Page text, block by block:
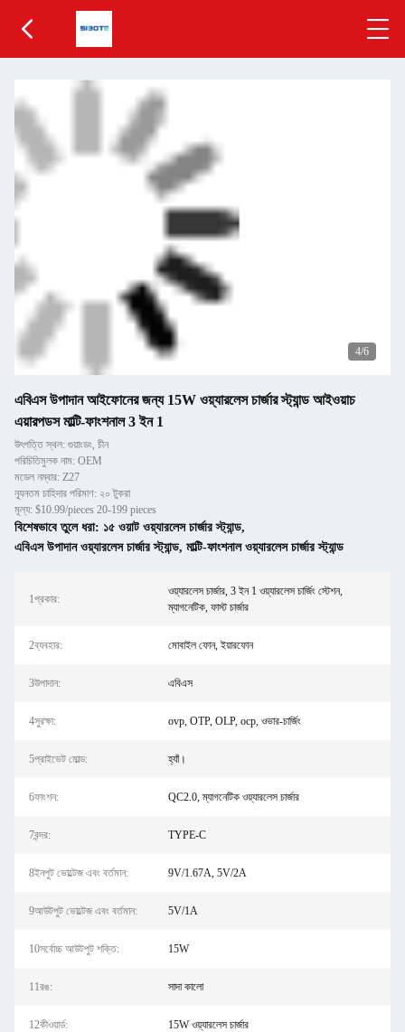
4/6
এবিএস উপাদান আইফোনের জন্য 15W ওয়্যারলেস চার্জার স্ট্যান্ড আইওয়াচ
এয়ারপডস মাল্টি-ফাংশনাল 3 ইন 1
উৎপত্তি স্থল: গুয়াংডং, চীন
পরিচিতিমুলক নাম: OEM
মডেল নম্বার: Z27
ন্যূনতম চাহিদার পরিমাণ: ২০ টুকরা
মূল্য: $10.99/pieces 20-199 pieces
বিশেষভাবে তুলে ধরা: ১৫ ওয়াট ওয়্যারলেস চার্জার স্ট্যান্ড,
এবিএস উপাদান ওয়্যারলেস চার্জার স্ট্যান্ড, মাল্টি-ফাংশনাল ওয়্যারলেস চার্জার স্ট্যান্ড
1প্রকার:
ওয়্যারলেস চার্জার, 3 ইন 1 ওয়্যারলেস চার্জিং স্টেশন,
ম্যাগনেটিক, ফাস্ট চার্জার
2ব্যবহার: মোবাইল ফোন, ইয়ারফোন
3উপাদান: এবিএস
4সুরক্ষা: ovp, OTP, OLP, ocp, ওভার-চার্জিং
5প্রাইভেট মোল্ড: হ্যাঁ।
6ফাংশন: QC2.0, ম্যাগনেটিক ওয়্যারলেস চার্জার
7বন্দর: TYPE-C
8ইনপুট ভোল্টেজ এবং বর্তমান: 9V/1.67A, 5V/2A
9আউটপুট ভোল্টেজ এবং বর্তমান: 5V/1A
10সর্বোচ্চ আউটপুট শক্তি: 15W
11রঙ: সাদা কালো
12কীওয়ার্ড: 15W ওয়্যারলেস চার্জার